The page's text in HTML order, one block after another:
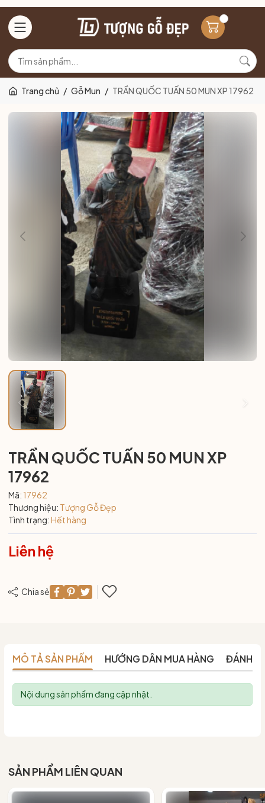
Trang chủ / Gỗ Mun / TRẦN QUỐC TUẤN 50 MUN XP 17962
TRẦN QUỐC TUẤN 50 MUN XP
17962
Mã: 17962
Thương hiệu: Tượng Gỗ Đẹp
Tình trạng:Hết hàng
Liên hệ
Chia sẻ
MÔ TẢ SẢN PHẨM HƯỚNG DẪN MUA HÀNG ĐÁNH
Nội dung sản phẩm đang cập nhật.
SẢN PHẨM LIÊN QUAN